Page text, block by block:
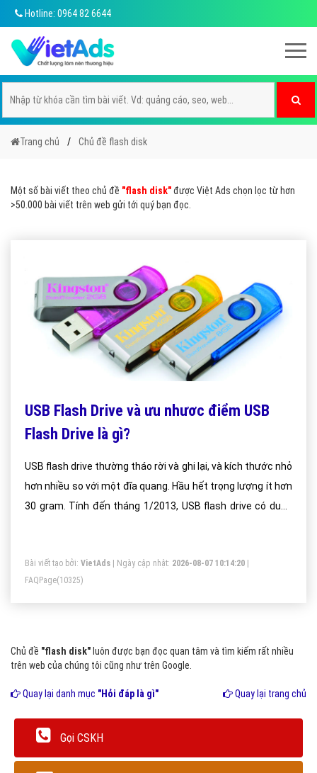
Hotline: 0964 82 6644
Trang chủ Chủ đề flash disk
Một số bài viết theo chủ đề "flash disk"được Việt Ads chọn lọc từ hơn
>50.000 bài viết trên web gửi tới quý bạn đọc.
USB Flash Drive và ưu nhươc điểm USB
Flash Drive là gì?
USB flash drive thường tháo rời và ghi lại, và kích thước nhỏ
hơn nhiều so với một đĩa quang. Hầu hết trọng lượng ít hơn
30 gram. Tính đến tháng 1/2013, USB flash drive có dung
Bài viết tạo bởi: VietAds | Ngày cập nhật: 2026-08-07 10:14:20
FAQPage(10325)
Chủ đề "flash disk" luôn được bạn đọc quan tâm và tìm kiếm rất nhiều
trên web của chúng tôi cũng như trên Google.
Quay lại danh mục "Hỏi đáp là gì" Quay lại trang chủ
Gọi CSKH